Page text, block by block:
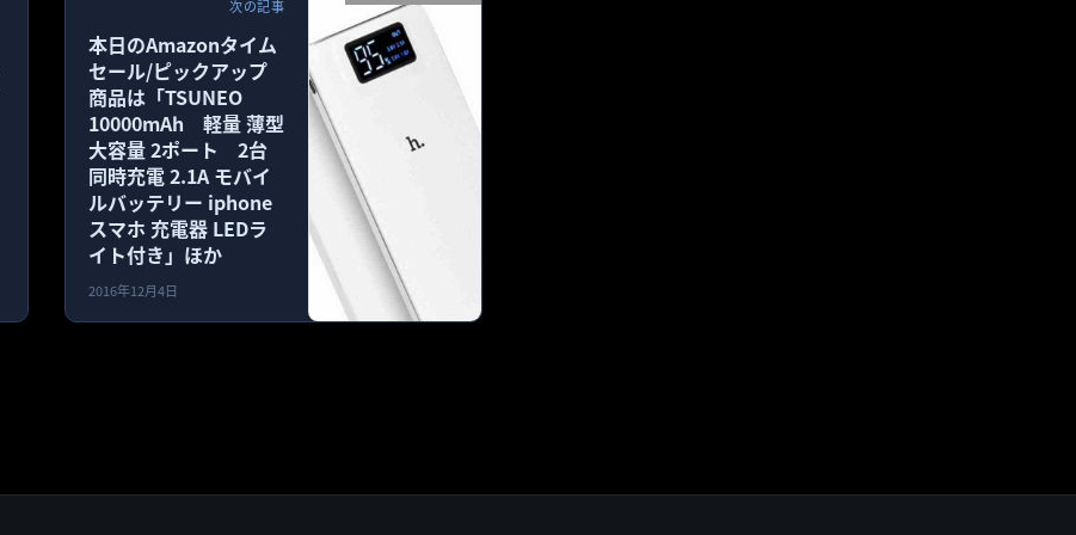
次の記事
本日のAmazonタイム
セール/ピックアップ
商品は「TSUNEO
10000mAh 軽量 薄型
大容量 2ポート 2台
同時充電 2.1A モバイ
ルバッテリー iphone
スマホ 充電器 LEDラ
イト付き」ほか
2016年12月4日